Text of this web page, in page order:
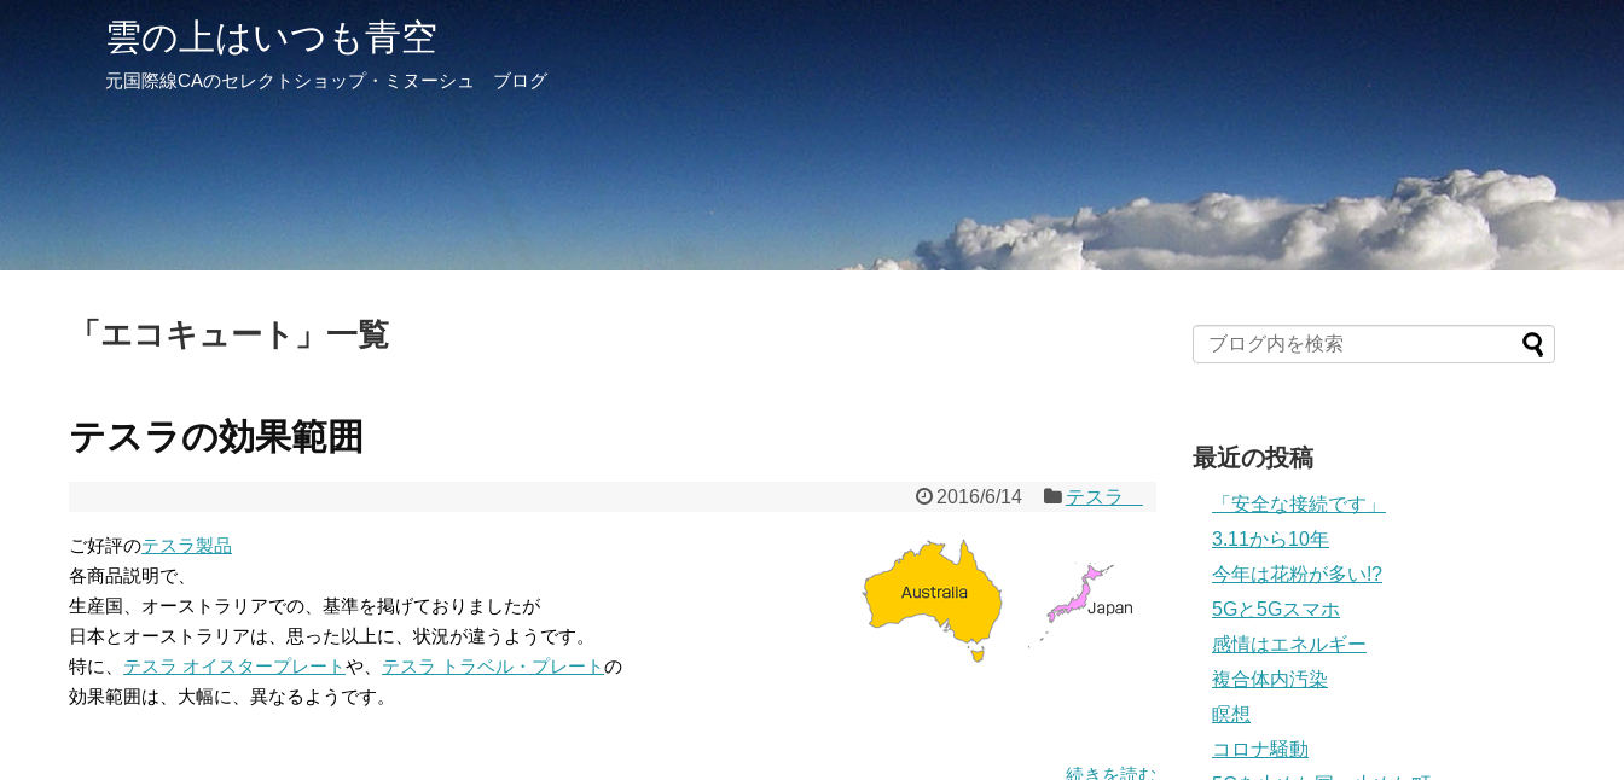
雲の上はいつも青空
元国際線CAのセレクトショップ・ミヌーシュ ブログ
「 エコキュート 」 一覧
テスラの効果範囲
2016/6/14 テスラ
ご好評のテスラ製品
各商品説明で、
生産国、オーストラリアでの、基準を掲げておりましたが
日本とオーストラリアは、思った以上に、状況が違うようです。
特に、 テスラ オイスタープレートや、 テスラ トラベル・プレートの
効果範囲は、大幅に、異なるようです。
続きを読む
最近の投稿
「安全な接続です」
3.11から10年
今年は花粉が多い!?
5Gと5Gスマホ
感情はエネルギー
複合体内汚染
瞑想
コロナ騒動